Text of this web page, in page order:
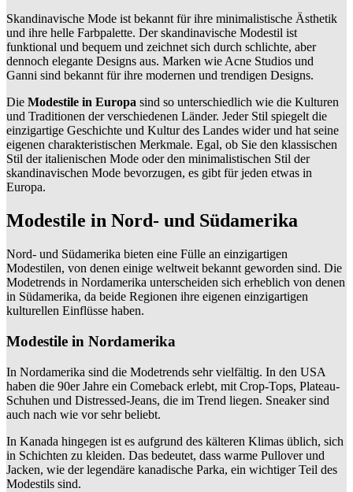
Skandinavische Mode ist bekannt für ihre minimalistische Ästhetik
und ihre helle Farbpalette. Der skandinavische Modestil ist
funktional und bequem und zeichnet sich durch schlichte, aber
dennoch elegante Designs aus. Marken wie Acne Studios und
Ganni sind bekannt für ihre modernen und trendigen Designs.
Die Modestile in Europa sind so unterschiedlich wie die Kulturen
und Traditionen der verschiedenen Länder. Jeder Stil spiegelt die
einzigartige Geschichte und Kultur des Landes wider und hat seine
eigenen charakteristischen Merkmale. Egal, ob Sie den klassischen
Stil der italienischen Mode oder den minimalistischen Stil der
skandinavischen Mode bevorzugen, es gibt für jeden etwas in
Europa.
Modestile in Nord- und Südamerika
Nord- und Südamerika bieten eine Fülle an einzigartigen
Modestilen, von denen einige weltweit bekannt geworden sind. Die
Modetrends in Nordamerika unterscheiden sich erheblich von denen
in Südamerika, da beide Regionen ihre eigenen einzigartigen
kulturellen Einflüsse haben.
Modestile in Nordamerika
In Nordamerika sind die Modetrends sehr vielfältig. In den USA
haben die 90er Jahre ein Comeback erlebt, mit Crop-Tops, Plateau-
Schuhen und Distressed-Jeans, die im Trend liegen. Sneaker sind
auch nach wie vor sehr beliebt.
In Kanada hingegen ist es aufgrund des kälteren Klimas üblich, sich
in Schichten zu kleiden. Das bedeutet, dass warme Pullover und
Jacken, wie der legendäre kanadische Parka, ein wichtiger Teil des
Modestils sind.